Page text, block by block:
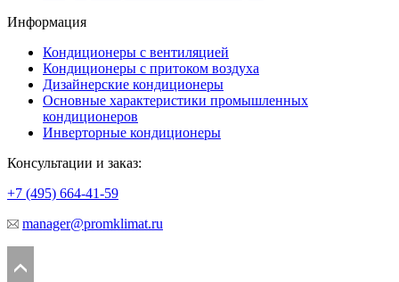
Информация
Кондиционеры с вентиляцией
Кондиционеры с притоком воздуха
Дизайнерские кондиционеры
Основные характеристики промышленных
кондиционеров
Инверторные кондиционеры
Консультации и заказ:
+7 (495) 664-41-59
manager@promklimat.ru